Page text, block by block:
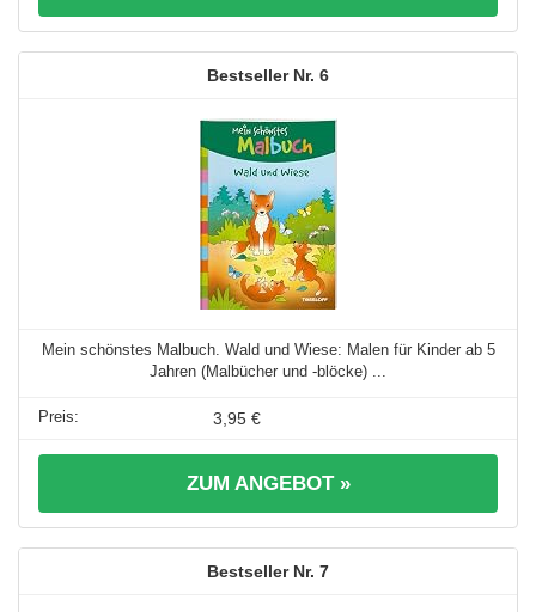
6
Mein schönstes Malbuch. Wald und Wiese: Malen für Kinder ab 5
Jahren (Malbücher und -blöcke) ...
3,95 €
ZUM ANGEBOT »
7